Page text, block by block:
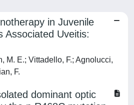
in Juvenile
Associated Uveitis:
M. E.; Vittadello, F.; Agnolucci,
F.
dominant optic